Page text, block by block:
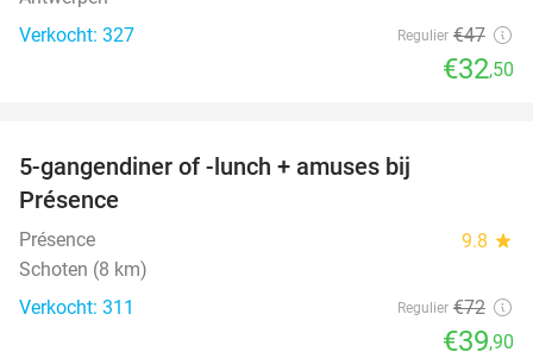
Verkocht: 327
Regulier €47
€32,50
5-gangendiner of -lunch + amuses bij
Présence
Présence 9.8 star
Schoten (8 km)
Verkocht: 311
Regulier €72
€39,90